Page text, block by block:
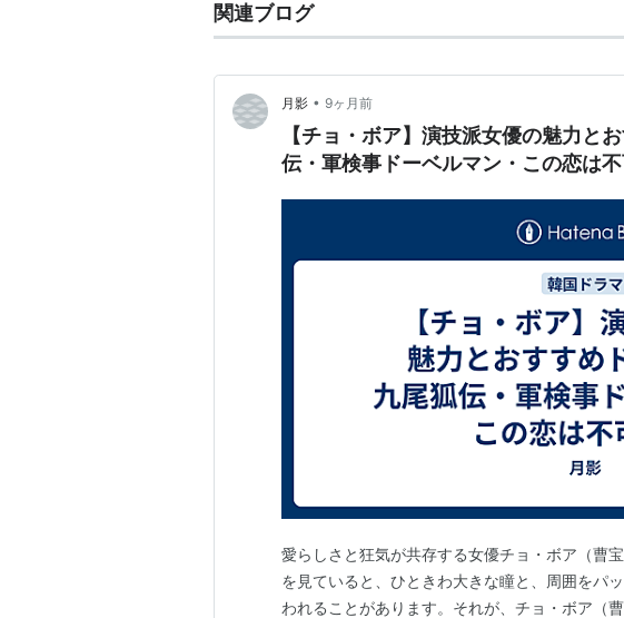
関連ブログ
月影 • 9ヶ月前
【チョ・ボア】演技派女優の魅力と
伝・軍検事ドーベルマン・この恋は
愛らしさと狂気が共存する女優チョ・ボア（曹
を見ていると、ひときわ大きな瞳と、周囲をパ
われることがあります。それが、チョ・ボア（